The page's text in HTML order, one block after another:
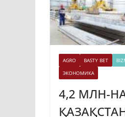
AGRO BASTY BET
ЭКОНОМИКА
4,2 МЛН-